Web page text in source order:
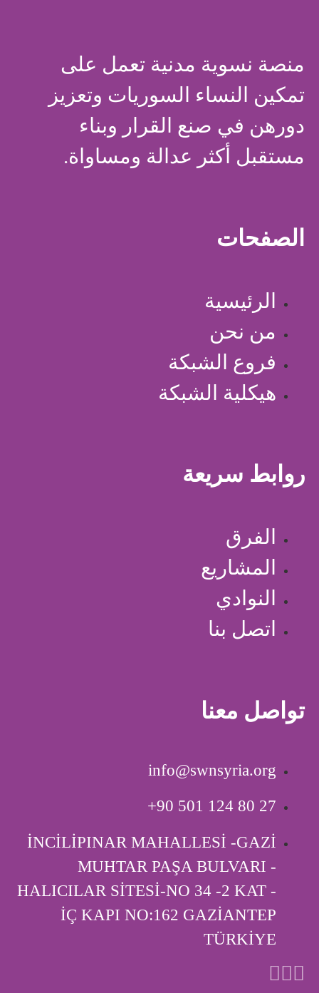
منصة نسوية مدنية تعمل على
تمكين النساء السوريات وتعزيز
دورهن في صنع القرار وبناء
مستقبل أكثر عدالة ومساواة.
الصفحات
الرئيسية
من نحن
فروع الشبكة
هيكلية الشبكة
روابط سريعة
الفرق
المشاريع
النوادي
اتصل بنا
تواصل معنا
info@swnsyria.org
‎+90 501 124 80 27
İNCİLİPINAR MAHALLESİ -GAZİ
MUHTAR PAŞA BULVARI -
HALICILAR SİTESİ-NO 34 -2 KAT -
İÇ KAPI ‎NO:162 GAZİANTEP
TÜRKİYE